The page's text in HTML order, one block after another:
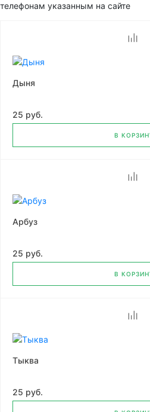
телефонам указанным на сайте
Дыня
25 руб.
В
Арбуз
25 руб.
В
Тыква
25 руб.